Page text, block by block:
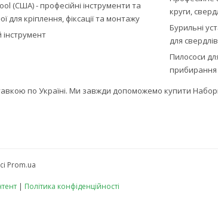
(США) - професійні інструменти та
для кріплення, фіксації та монтажу
круги,
Бурильні
для
Пилососи
прибирання
по Україні. Ми завжди допоможемо купити
Prom.ua
| Політика конфіденційності